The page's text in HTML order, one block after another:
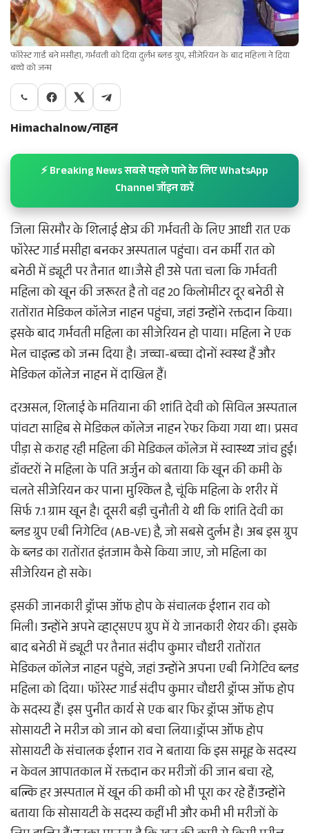
फॉरेस्ट गार्ड बने मसीहा, गर्भवती को दिया दुर्लभ ब्लड ग्रुप, सीजेरियन के बाद महिला ने दिया
बच्चे को जन्म
Himachalnow/नाहन
⚡ Breaking News सबसे पहले पाने के लिए WhatsApp
Channel जॉइन करें
जिला सिरमौर के शिलाई क्षेत्र की गर्भवती के लिए आधी रात एक
फॉरेस्ट गार्ड मसीहा बनकर अस्पताल पहुंचा। वन कर्मी रात को
बनेठी में ड्यूटी पर तैनात था।जैसे ही उसे पता चला कि गर्भवती
महिला को खून की जरूरत है तो वह 20 किलोमीटर दूर बनेठी से
रातोंरात मेडिकल कॉलेज नाहन पहुंचा, जहां उन्होंने रक्तदान किया।
इसके बाद गर्भवती महिला का सीजेरियन हो पाया। महिला ने एक
मेल चाइल्ड को जन्म दिया है। जच्चा-बच्चा दोनों स्वस्थ हैं और
मेडिकल कॉलेज नाहन में दाखिल हैं।
दरअसल, शिलाई के मतियाना की शांति देवी को सिविल अस्पताल
पांवटा साहिब से मेडिकल कॉलेज नाहन रेफर किया गया था। प्रसव
पीड़ा से कराह रही महिला की मेडिकल कॉलेज में स्वास्थ्य जांच हुई।
डॉक्टरों ने महिला के पति अर्जुन को बताया कि खून की कमी के
चलते सीजेरियन कर पाना मुश्किल है, चूंकि महिला के शरीर में
सिर्फ 7.1 ग्राम खून है। दूसरी बड़ी चुनौती ये थी कि शांति देवी का
ब्लड ग्रुप एबी निगेटिव (AB-VE) है, जो सबसे दुर्लभ है। अब इस ग्रुप
के ब्लड का रातोंरात इंतजाम कैसे किया जाए, जो महिला का
सीजेरियन हो सके।
इसकी जानकारी ड्रॉप्स ऑफ होप के संचालक ईशान राव को
मिली। उन्होंने अपने व्हाट्सएप ग्रुप में ये जानकारी शेयर की। इसके
बाद बनेठी में ड्यूटी पर तैनात संदीप कुमार चौधरी रातोंरात
मेडिकल कॉलेज नाहन पहुंचे, जहां उन्होंने अपना एबी निगेटिव ब्लड
महिला को दिया। फॉरेस्ट गार्ड संदीप कुमार चौधरी ड्रॉप्स ऑफ होप
के सदस्य हैं। इस पुनीत कार्य से एक बार फिर ड्रॉप्स ऑफ होप
सोसायटी ने मरीज को जान को बचा लिया।ड्रॉप्स ऑफ होप
सोसायटी के संचालक ईशान राव ने बताया कि इस समूह के सदस्य
न केवल आपातकाल में रक्तदान कर मरीजों की जान बचा रहे,
बल्कि हर अस्पताल में खून की कमी को भी पूरा कर रहे हैं।उन्होंने
बताया कि सोसायटी के सदस्य कहीं भी और कभी भी मरीजों के